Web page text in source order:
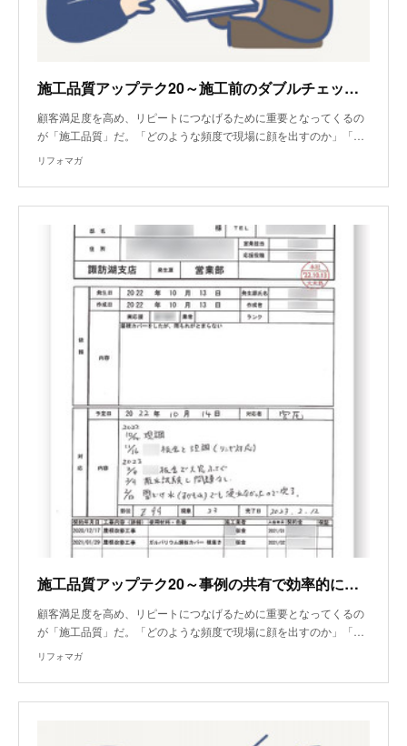
施工品質アップテク20～施工前のダブルチェックで品質を均一化
顧客満足度を高め、リピートにつなげるために重要となってくるの
が「施工品質」だ。「どのような頻度で現場に顔を出すのか」「…
リフォマガ
施工品質アップテク20～事例の共有で効率的に品質向上
顧客満足度を高め、リピートにつなげるために重要となってくるの
が「施工品質」だ。「どのような頻度で現場に顔を出すのか」「…
リフォマガ